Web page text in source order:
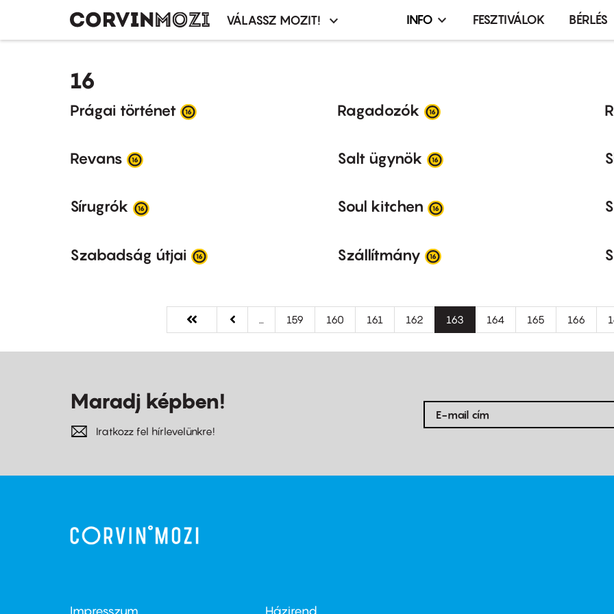
Moziválasztó
VÁLASSZ MOZIT!
Infó,
menü
INFO FESZTIVÁLOK BÉRLÉS
16
Prágai történet Ragadozók
Revans Salt ügynök
Sírugrók Soul kitchen
Szabadság útjai Szállítmány
Első
oldal
« Első
Előző
oldal
‹‹ … Oldal
159 Oldal
160 Oldal
161 Oldal
162
Jelenlegi
oldal
163 Oldal
164 Oldal
165 Oldal
166
Maradj képben!
Iratkozz fel hírlevelünkre!
Impresszum Házirend